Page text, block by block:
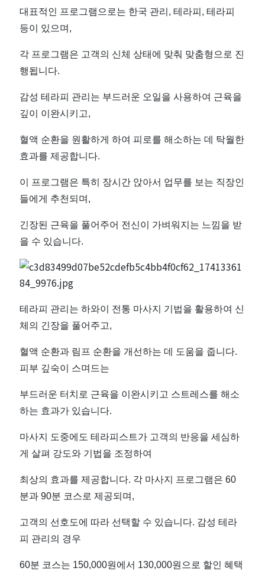
마
사
지
샵
추
천
｜
마
짱
대표적인 프로그램으로는 한국 관리, 테라피, 테라피
등이 있으며,
각 프로그램은 고객의 신체 상태에 맞춰 맞춤형으로 진
행됩니다.
감성 테라피 관리는 부드러운 오일을 사용하여 근육을
깊이 이완시키고,
혈액 순환을 원활하게 하여 피로를 해소하는 데 탁월한
효과를 제공합니다.
이 프로그램은 특히 장시간 앉아서 업무를 보는 직장인
들에게 추천되며,
긴장된 근육을 풀어주어 전신이 가벼워지는 느낌을 받
을 수 있습니다.
테라피 관리는 하와이 전통 마사지 기법을 활용하여 신
체의 긴장을 풀어주고,
혈액 순환과 림프 순환을 개선하는 데 도움을 줍니다.
피부 깊숙이 스며드는
부드러운 터치로 근육을 이완시키고 스트레스를 해소
하는 효과가 있습니다.
마사지 도중에도 테라피스트가 고객의 반응을 세심하
게 살펴 강도와 기법을 조정하여
최상의 효과를 제공합니다. 각 마사지 프로그램은 60
분과 90분 코스로 제공되며,
고객의 선호도에 따라 선택할 수 있습니다. 감성 테라
피 관리의 경우
60분 코스는 150,000원에서 130,000원으로 할인 혜택